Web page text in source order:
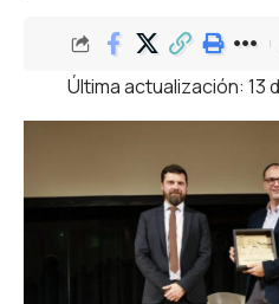
Última actualización: 13